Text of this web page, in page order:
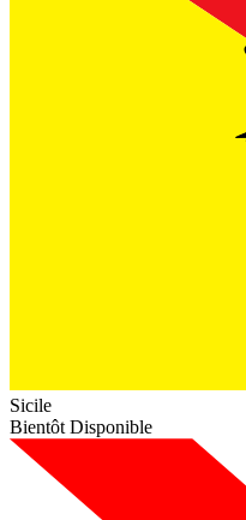
Sicile
Bientôt Disponible